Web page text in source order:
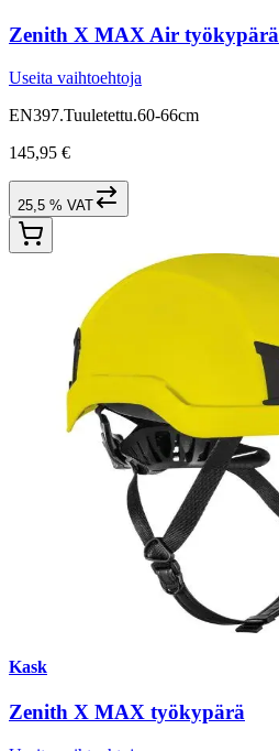
Zenith X MAX Air työkypärä
Useita vaihtoehtoja
EN397.Tuuletettu.60-66cm
145,95 €
25,5 % VAT
Kask
Zenith X MAX työkypärä